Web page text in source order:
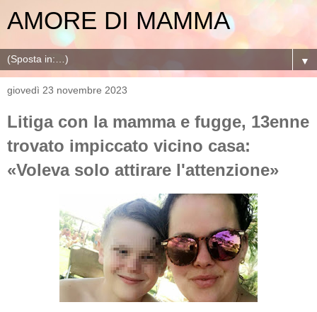
AMORE DI MAMMA
▼
giovedì 23 novembre 2023
Litiga con la mamma e fugge, 13enne
trovato impiccato vicino casa:
«Voleva solo attirare l'attenzione»